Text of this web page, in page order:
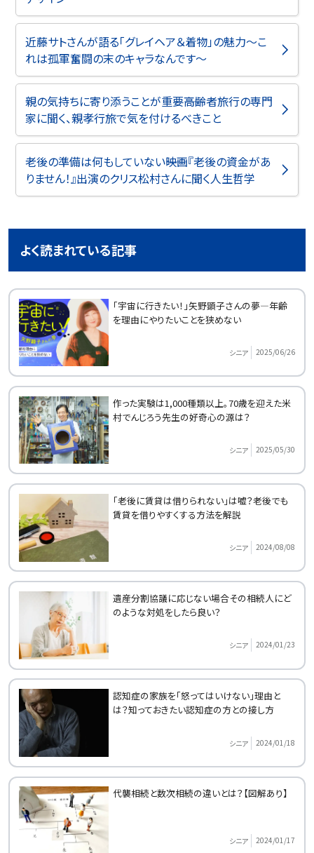
近藤サトさんが語る「グレイヘア＆着物」の魅力～こ
れは孤軍奮闘の末のキャラなんです～
親の気持ちに寄り添うことが重要――高齢者旅行の専門
家に聞く、親孝行旅で気を付けるべきこと
老後の準備は何もしていない――映画『老後の資金があ
りません！』出演のクリス松村さんに聞く人生哲学
よく読まれている記事
「宇宙に行きたい！」矢野顕子さんの夢―年齢
を理由にやりたいことを狭めない
シニア 2025/06/26
作った実験は1,000種類以上。70歳を迎えた米
村でんじろう先生の好奇心の源は？
シニア 2025/05/30
「老後に賃貸は借りられない」は嘘？老後でも
賃貸を借りやすくする方法を解説
シニア 2024/08/08
遺産分割協議に応じない場合その相続人にど
のような対処をしたら良い？
シニア 2024/01/23
認知症の家族を「怒ってはいけない」理由と
は？知っておきたい認知症の方との接し方
シニア 2024/01/18
代襲相続と数次相続の違いとは？【図解あり】
シニア 2024/01/17